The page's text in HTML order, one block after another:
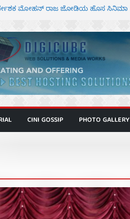
ಮೋಹನ್ ರಾಜ ಜೋಡಿಯ ಹೊಸ ಸಿನಿಮಾ
ಅಜೇಯಂ” ಹಾಡಿದ ದೃಶ್ಯ ವೈಭವ
ಶಿವಣ್ಣ ಅಭಿನಯದ ‘ಬಾಸ್’ ಚಿತ್ರ ತೆರೆಗೆ
ಮಿತ್ರ ಅಭಿನಯದ “ಮಹಾನ್” ಫಸ್ಟ್ ಲುಕ್
CINI GOSSIP PHOTO GALLERY